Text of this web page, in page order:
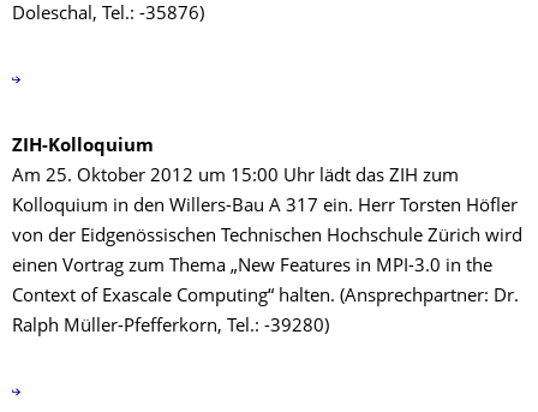
Doleschal, Tel.: -35876)
ZIH-Kolloquium
Am 25. Oktober 2012 um 15:00 Uhr lädt das ZIH zum
Kolloquium in den Willers-Bau A 317 ein. Herr Torsten Höfler
von der Eidgenössischen Technischen Hochschule Zürich wird
einen Vortrag zum Thema „New Features in MPI-3.0 in the
Context of Exascale Computing“ halten. (Ansprechpartner: Dr.
Ralph Müller-Pfefferkorn, Tel.: -39280)